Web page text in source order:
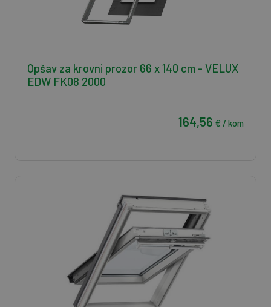
Opšav za krovni prozor 66 x 140 cm - VELUX
EDW FK08 2000
164,56 € / kom